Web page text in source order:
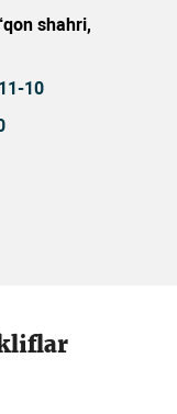
shahri,
10